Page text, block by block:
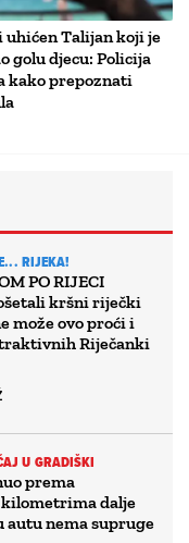
uhićen Talijan koji je
golu djecu: Policija
kako prepoznati
RIJEKA!
PO RIJECI
kršni riječki
može ovo proći i
Riječanki
U GRADIŠKI
prema
dalje
autu nema supruge